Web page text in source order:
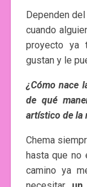
Dependen
cuando
proyecto ya
gustan y le
¿Cómo nace
de qué
artístico de la
Chema
hasta que no
camino ya